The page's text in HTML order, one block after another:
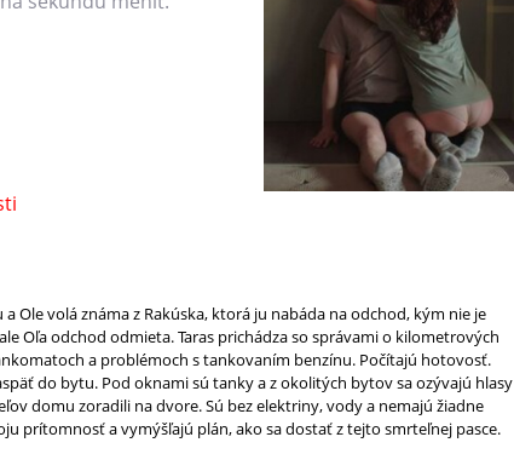
Ole volá známa z Rakúska, ktorá ju nabáda na odchod, kým nie je
Oľa odchod odmieta. Taras prichádza so správami o kilometrových
a problémoch s tankovaním benzínu. Počítajú hotovosť.
do bytu. Pod oknami sú tanky a z okolitých bytov sa ozývajú hlasy
domu zoradili na dvore. Sú bez elektriny, vody a nemajú žiadne
prítomnosť a vymýšľajú plán, ako sa dostať z tejto smrteľnej pasce.